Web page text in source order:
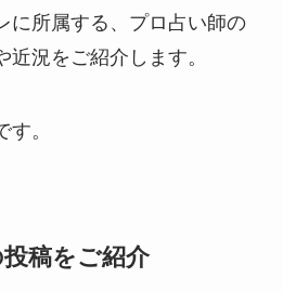
に所属する、プロ占い師の
況をご紹介します。
。
稿をご紹介